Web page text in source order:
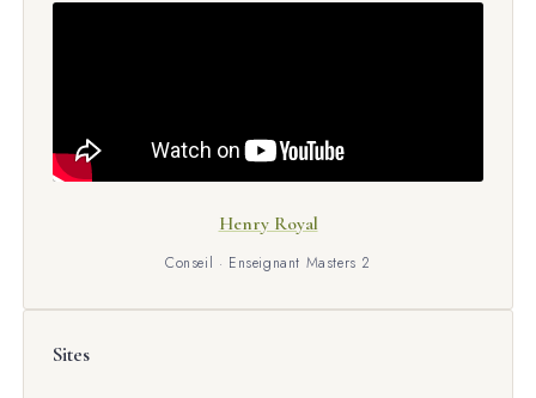
Henry Royal
Conseil · Enseignant Masters 2
Sites